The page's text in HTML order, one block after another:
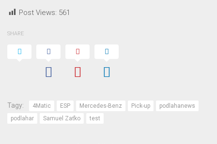
Post Views: 561
SHARE
Tagy: 4Matic ESP Mercedes-Benz Pick-up
podlahanews
podlahar
Samuel Zaťko test